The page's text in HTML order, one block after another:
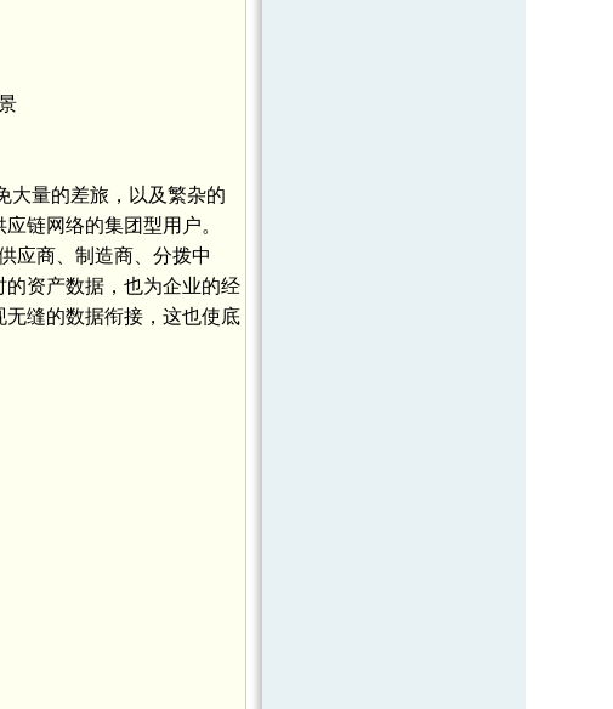
量的差旅，以及繁杂的
链网络的集团型用户。
应商、制造商、分拨中
资产数据，也为企业的经
缝的数据衔接，这也使底